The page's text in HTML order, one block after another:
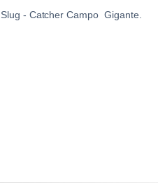
Slug - CatcherCampoGigante.